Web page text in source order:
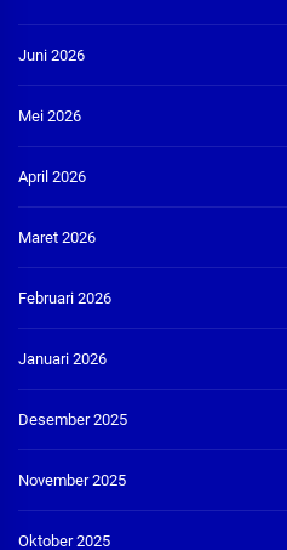
Juni 2026
Mei 2026
April 2026
Maret 2026
Februari 2026
Januari 2026
Desember 2025
November 2025
Oktober 2025